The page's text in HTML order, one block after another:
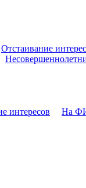
Отстаивание
интересов
На